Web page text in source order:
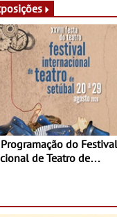
de Teatro de